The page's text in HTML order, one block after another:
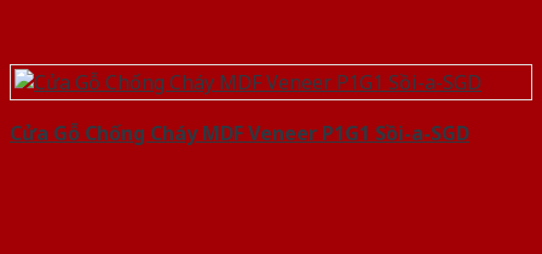
Cửa Gỗ Chống Cháy MDF Veneer P1G1 Sồi-a-SGD